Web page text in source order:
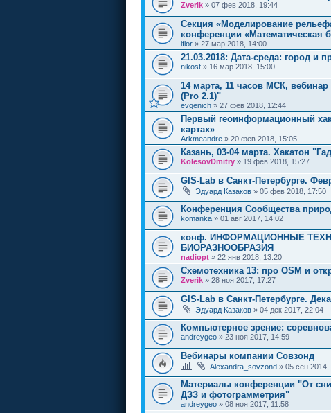
Zverik » 07 фев 2018, 19:44
Секция «Моделирование
конференции «Математическая
iflor » 27 мар 2018, 14:00
21.03.2018: Дата-среда: город и
nikost » 16 мар 2018, 15:00
14 марта, 11 часов МСК,
(Pro 2.1)"
evgenich » 27 фев 2018, 12:44
Первый геоинформационный
картах»
Arkmeandre » 20 фев 2018, 15:05
Казань, 03-04 марта. Хакатон
KolesovDmitry » 19 фев 2018, 15:27
GIS-Lab в Санкт-Петербурге.
Эдуард Казаков » 05 фев 2018, 17:50
Конференция Сообщества
komanka » 01 авг 2017, 14:02
конф. ИНФОРМАЦИОННЫЕ
БИОРАЗНООБРАЗИЯ
nadiopt » 22 янв 2018, 13:20
Cхемотехника 13: про OSM и
Zverik » 28 ноя 2017, 17:27
GIS-Lab в Санкт-Петербурге.
Эдуард Казаков » 04 дек 2017, 22:04
Компьютерное зрение:
andreygeo » 23 ноя 2017, 14:59
Вебинары компании Совзонд
Alexandra_sovzond » 05 сен 2014,
Материалы конференции "От
ДЗЗ и фотограмметрия"
andreygeo » 08 ноя 2017, 11:58